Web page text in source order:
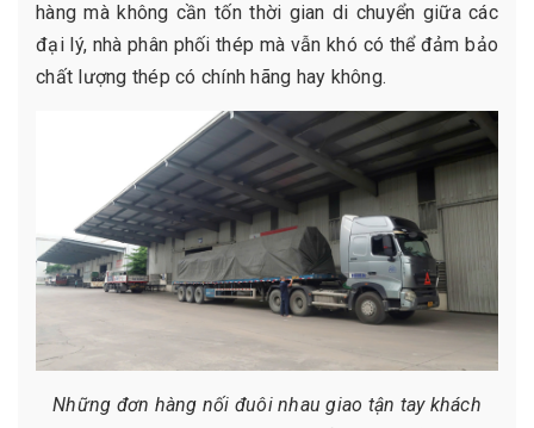
hàng mà không cần tốn thời gian di chuyển giữa các
đại lý, nhà phân phối thép mà vẫn khó có thể đảm bảo
chất lượng thép có chính hãng hay không.
Những đơn hàng nối đuôi nhau giao tận tay khách